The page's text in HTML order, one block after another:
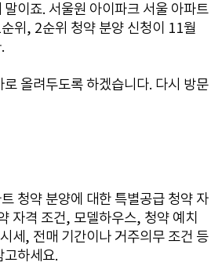
이죠. 서울원 아이파크 서울 아파트
위, 2순위 청약 분양 신청이 11월
올려두도록 하겠습니다. 다시 방문
청약 분양에 대한 특별공급 청약 자
자격 조건, 모델하우스, 청약 예치
세, 전매 기간이나 거주의무 조건 등
고하세요.